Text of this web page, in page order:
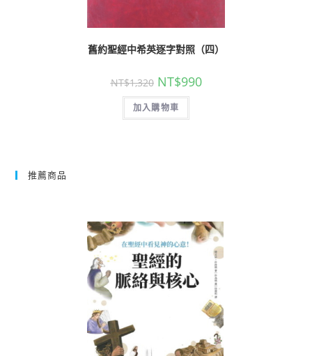
舊約聖經中希英逐字對照（四）
NT$1,320 NT$990
加入購物車
推薦商品